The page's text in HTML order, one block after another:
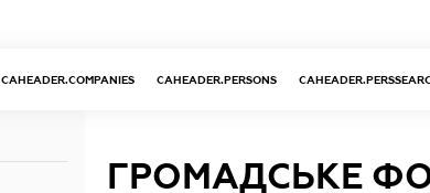
CAHEADER.COMPANIES CAHEADER.PERSONS
ГРОМАДСЬКЕ